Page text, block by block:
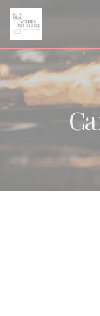
Personnalisation de